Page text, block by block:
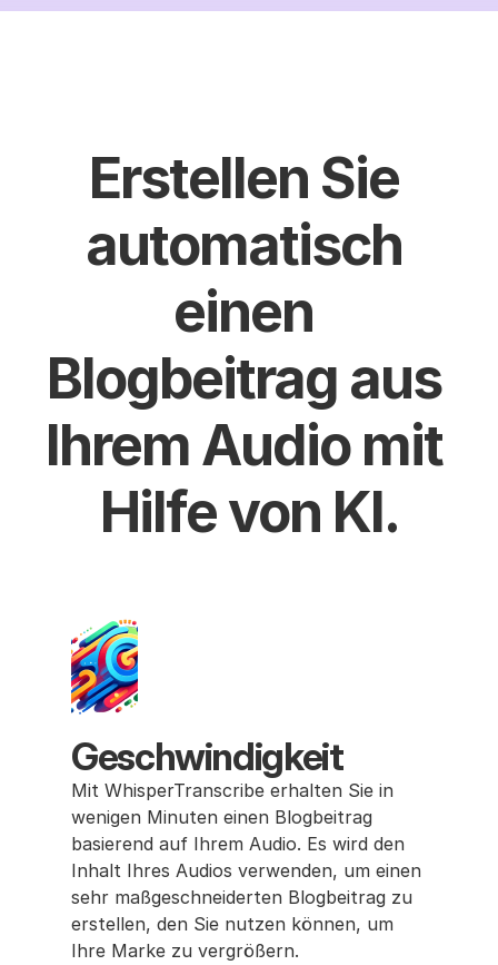
Erstellen Sie
automatisch
einen
Blogbeitrag aus
Ihrem Audio mit
Hilfe von KI.
Geschwindigkeit
Mit WhisperTranscribe erhalten Sie in
wenigen Minuten einen Blogbeitrag
basierend auf Ihrem Audio. Es wird den
Inhalt Ihres Audios verwenden, um einen
sehr maßgeschneiderten Blogbeitrag zu
erstellen, den Sie nutzen können, um
Ihre Marke zu vergrößern.